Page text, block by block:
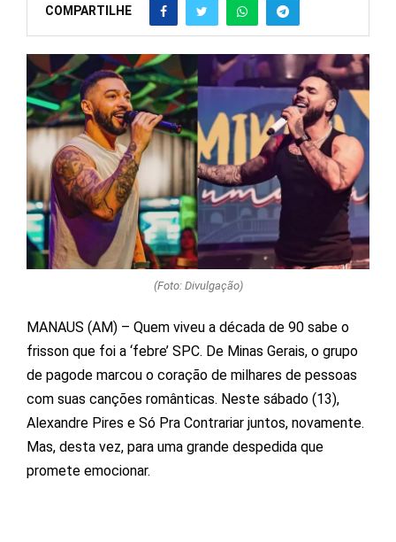
COMPARTILHE
(Foto: Divulgação)
MANAUS (AM) – Quem viveu a década de 90 sabe o
frisson que foi a ‘febre’ SPC. De Minas Gerais, o grupo
de pagode marcou o coração de milhares de pessoas
com suas canções românticas. Neste sábado (13),
Alexandre Pires e Só Pra Contrariar juntos, novamente.
Mas, desta vez, para uma grande despedida que
promete emocionar.